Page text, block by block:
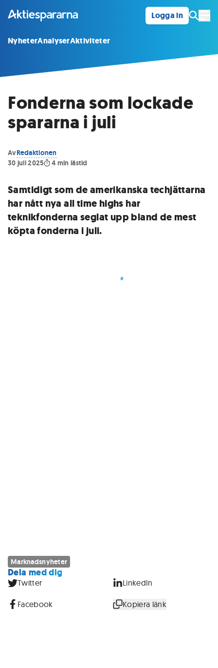
Logga in
NyheterAnalyserAktiviteter
Fonderna som lockade
spararna i juli
AvRedaktionen
30 juli 2025
4 min lästid
Samtidigt som de amerikanska techjättarna
har nått nya all time highs har
teknikfonderna seglat upp bland de mest
köpta fonderna i juli.
Marknadsnyheter
Dela med dig
Twitter LinkedIn
Facebook Kopiera länk